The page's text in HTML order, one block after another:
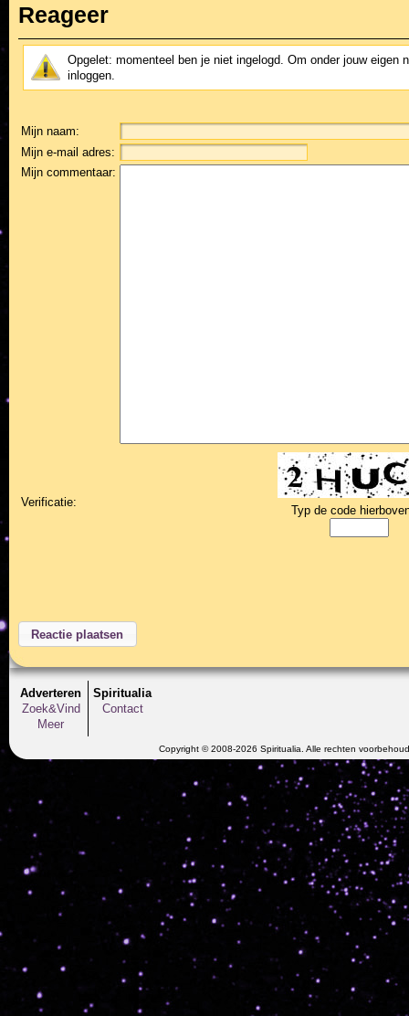
Reageer
Opgelet: momenteel ben je niet ingelogd. Om onder jouw eigen
inloggen.
Mijn naam:
Mijn e-mail adres:
Mijn commentaar:
Verificatie:
Typ de code
Adverteren
Zoek&Vind
Meer
Spiritualia
Contact
Copyright © 2008-2026 Spiritualia. Alle rechten